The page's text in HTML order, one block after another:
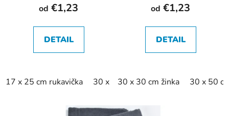
od €1,23
DETAIL
17 x 25 cm rukavička 30 x 30 cm žinka 30 x 50 cm 50
od €1,23
DETAIL
30 x 30 cm žinka 30 x 50